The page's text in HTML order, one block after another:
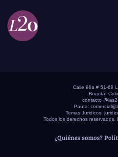
Calle 98a # 51-69
Bogotá,
contacto
Pauta:
Temas Juridicos:
Todos los derechos reservados.
¿Quiénes somos?